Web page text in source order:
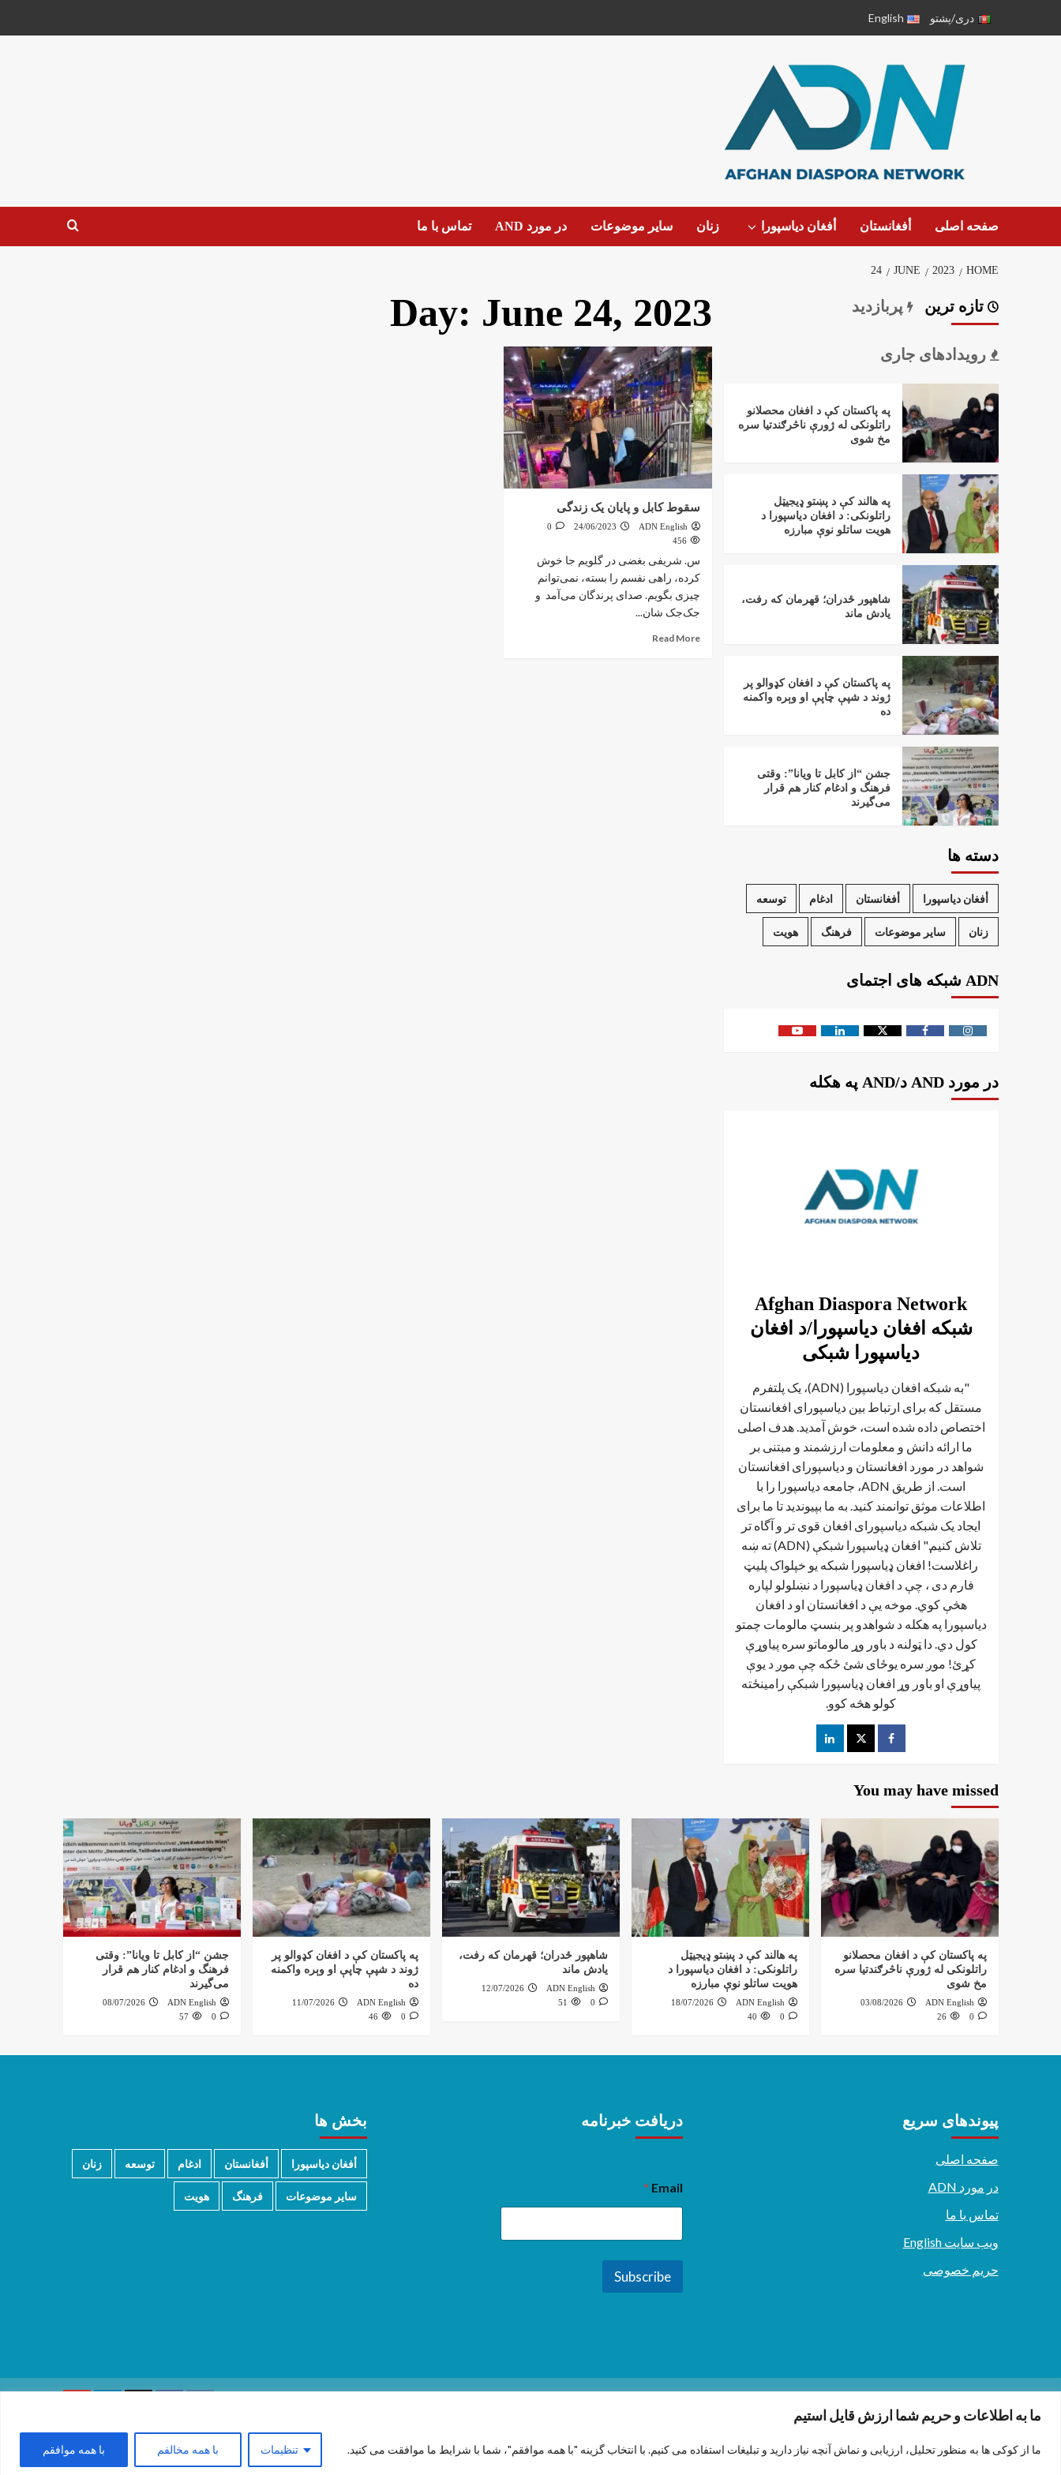
ما به اطلاعات و حریم شما ارزش قایل استیم
ما از کوکی ها به منظور تحلیل، ارزیابی و نماش آنچه نیاز دارید و تبلیغات استفاده می کنیم. با انتخاب گزینه "با همه موافقم"، شما با شرایط ما موافقت می کنید. تنظیمات با همه مخالفم با همه موافقم
دری/پشتو English
صفحه اصلی أفغانستان أفغان دیاسپورا زنان سایر موضوعات در مورد AND تماس با ما
HOME
2023
JUNE
24
Day: June 24, 2023
سقوط کابل و پایان یک زندگی
ADN English
24/06/2023
0
456
س. شریفی بغضی در گلویم جا خوش
کرده، راهی نفسم را بسته، نمی‌توانم
چیزی بگویم. صدای پرندگان می‌آمد و
جک‌جک شان...
Read More
تازه ترین پربازدید
رویدادهای جاری
په پاکستان کې د افغان محصلانو
راتلونکی له ژورې ناڅرګندتیا سره
مخ شوی
په هالند کې د پښتو ډیجیټل
راتلونکی: د افغان دیاسپورا د
هویت ساتلو نوې مبارزه
شاهپور ځدران؛ قهرمان که رفت،
یادش ماند
په پاکستان کې د افغان کډوالو پر
ژوند د شپې چاپې او وېره واکمنه
ده
جشن “از کابل تا ویانا”: وقتی
فرهنگ و ادغام کنار هم قرار
می‌گیرند
دسته ها
أفغان دیاسپورا أفغانستان ادغام توسعه
زنان سایر موضوعات فرهنگ هویت
ADN شبکه های اجتمای
در مورد AND د/AND په هکله
Afghan Diaspora Network
شبکه افغان دیاسپورا/د افغان
دیاسپورا شبکی
"به شبکه افغان دیاسپورا (ADN)، یک پلتفرم
مستقل که برای ارتباط بین دیاسپورای افغانستان
اختصاص داده شده است، خوش آمدید. هدف اصلی
ما ارائه دانش و معلومات ارزشمند و مبتنی بر
شواهد در مورد افغانستان و دیاسپورای افغانستان
است. از طریق ADN، جامعه دیاسپورا را با
اطلاعات موثق توانمند کنید. به ما بپیوندید تا ما برای
ایجاد یک شبکه دیاسپورای افغان قوی تر و آگاه تر
تلاش کنیم." افغان ډیاسپورا شبکې (ADN) ته ښه
راغلاست! افغان ډياسپورا شبکه یو خپلواک پلیټ
فارم دی ، چې د افغان ډیاسپورا د نښلولو لپاره
هڅې کوي. موخه يې د افغانستان او د افغان
دیاسپورا په هکله د شواهدو پر بنسټ مالومات چمتو
کول دي. دا ټولنه د باور وړ مالوماتو سره پیاوړې
کړئ! موږ سره یوځای شئ ځکه چې موږ د یوې
پیاوړې او باور وړ افغان ډیاسپورا شبکې رامینځته
کولو هڅه کوو.
You may have missed
په پاکستان کې د افغان محصلانو
راتلونکی له ژورې ناڅرګندتیا سره
مخ شوی
ADN English
03/08/2026
0
26
په هالند کې د پښتو ډیجیټل
راتلونکی: د افغان دیاسپورا د
هویت ساتلو نوې مبارزه
ADN English
18/07/2026
0
40
شاهپور ځدران؛ قهرمان که رفت،
یادش ماند
ADN English
12/07/2026
0
51
په پاکستان کې د افغان کډوالو پر
ژوند د شپې چاپې او وېره واکمنه
ده
ADN English
11/07/2026
0
46
جشن “از کابل تا ویانا”: وقتی
فرهنگ و ادغام کنار هم قرار
می‌گیرند
ADN English
08/07/2026
0
57
پیوندهای سریع
صفحه اصلی
در مورد ADN
تماس با ما
ویب سایت English
حریم خصوصی
دریافت خبرنامه
Email
*
Subscribe
بخش ها
أفغان دیاسپورا أفغانستان ادغام توسعه زنان
سایر موضوعات فرهنگ هویت
Copyright © 2026 All rights reserved.| CoverNewsby AF themes.